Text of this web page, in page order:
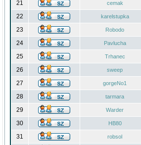
21 cemak
22 karelstupka
23 Robodo
24 Pavlucha
25 Trhanec
26 sweep
27 gorgeNo1
28 tarmara
29 Warder
30 HB80
31 robsol